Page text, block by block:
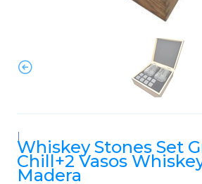
|
Whiskey Stones Set
Chill+2 Vasos
Madera